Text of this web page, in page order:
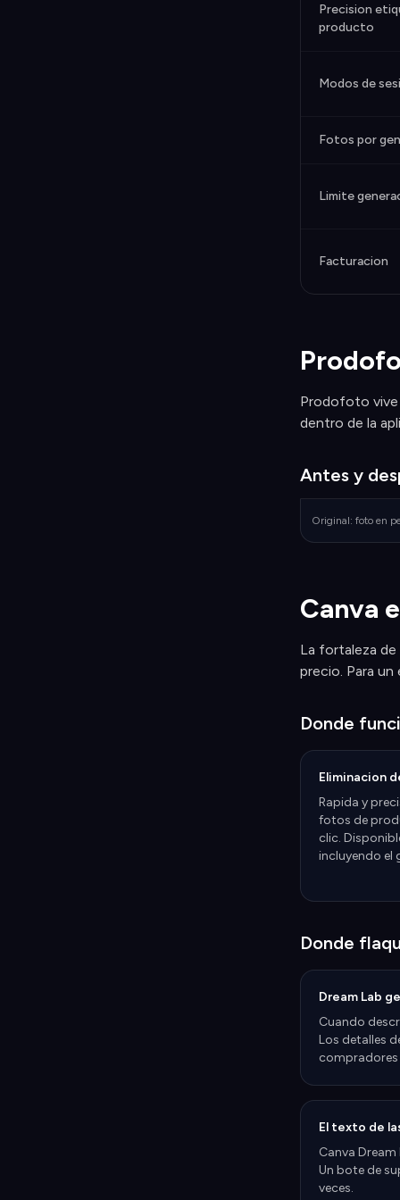
Precision
producto
Modos de
Fotos por
Limite
Facturacion
Prodofoto vive
dentro de la
Antes y
Original: foto en
Canva
La fortaleza de
precio. Para
Donde
Eliminacion
Rapida y
fotos de
clic.
incluyendo el
Donde
Dream Lab
Cuando
Los detalles
compradores
El texto de
Canva
Un bote de
veces.